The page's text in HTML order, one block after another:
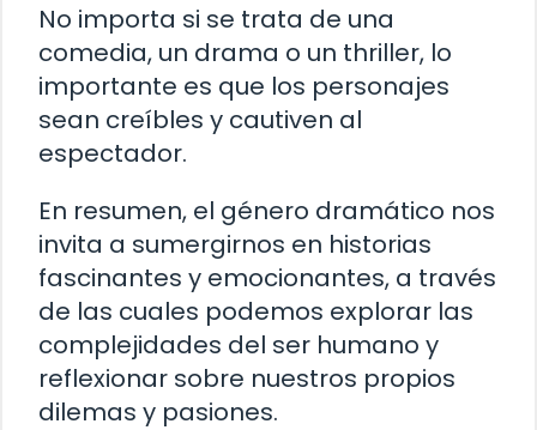
No importa si se trata de una
comedia, un drama o un thriller, lo
importante es que los personajes
sean creíbles y cautiven al
espectador.
En resumen, el género dramático nos
invita a sumergirnos en historias
fascinantes y emocionantes, a través
de las cuales podemos explorar las
complejidades del ser humano y
reflexionar sobre nuestros propios
dilemas y pasiones.